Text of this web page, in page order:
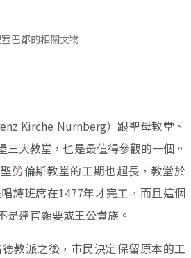
巴都的相關文物
Kirche Nürnberg）跟聖母教堂、
三大教堂，也是最值得參觀的一個。
勞倫斯教堂的工期也超長，教堂於
詩班席在1477年才完工，而且這個
是達官顯要或王公貴族。
教派之後，市民決定保留原本的工